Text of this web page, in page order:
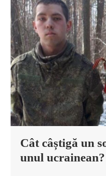
Cât câștigă un
unul ucrainean?